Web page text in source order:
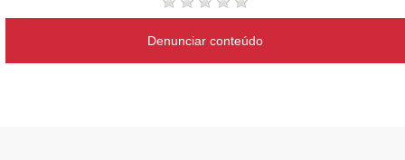
Denunciar conteúdo